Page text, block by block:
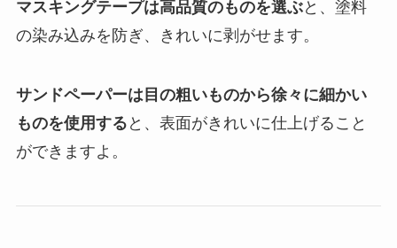
マスキングテープは高品質のものを選ぶと、塗料
の染み込みを防ぎ、きれいに剥がせます。
サンドペーパーは目の粗いものから徐々に細かい
ものを使用する と、表面がきれいに仕上げること
ができますよ。